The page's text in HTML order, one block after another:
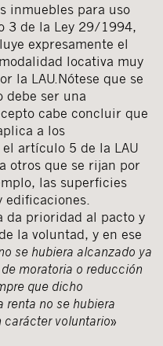
inmuebles para uso
3 de la Ley 29/1994,
expresamente el
locativa muy
la LAU.Nótese que se
debe ser una
cabe concluir que
a los
artículo 5 de la LAU
otros que se rijan por
las superficies
edificaciones.
da prioridad al pacto y
la voluntad, y en ese
se hubiera alcanzado ya
moratoria o reducción
que dicho
renta no se hubiera
carácter voluntario»
Cerrar